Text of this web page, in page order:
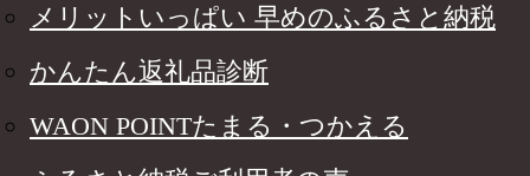
メリットいっぱい 早めのふるさと納税
かんたん返礼品診断
WAON POINTたまる・つかえる